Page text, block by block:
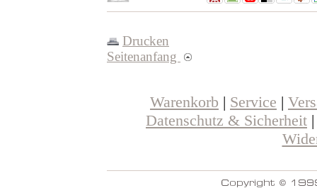
Drucken
Seitenanfang
Warenkorb | Service |
Datenschutz & Sicherheit